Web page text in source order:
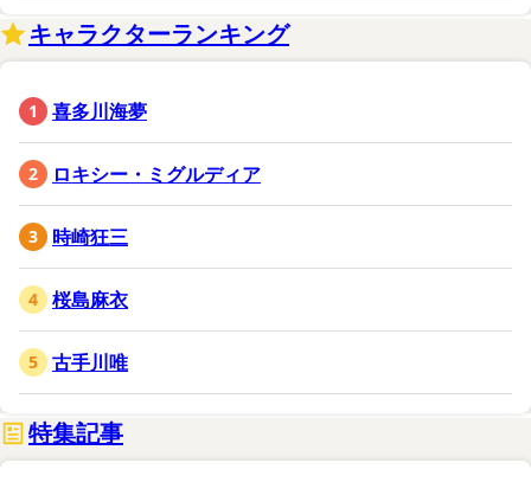
キャラクターランキング
喜多川海夢
ロキシー・ミグルディア
時崎狂三
桜島麻衣
古手川唯
特集記事